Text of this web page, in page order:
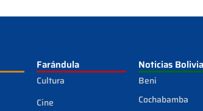
Farándula
Cultura
Cine
Noticias Bolivia
Beni
Cochabamba